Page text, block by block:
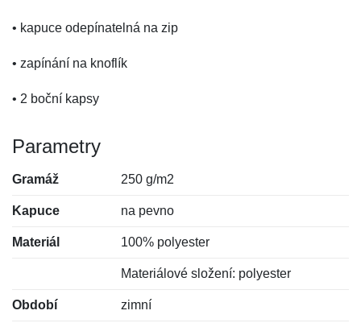
• kapuce odepínatelná na zip
• zapínání na knoflík
• 2 boční kapsy
Parametry
Gramáž 250 g/m2
Kapuce na pevno
Materiál 100% polyester
Materiálové složení: polyester
Období zimní